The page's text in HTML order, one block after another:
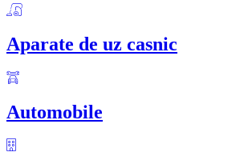
Aparate de uz casnic
Automobile